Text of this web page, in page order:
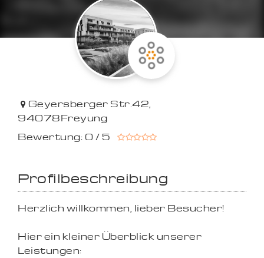
Geyersberger Str.42,
94078Freyung
Bewertung: 0 / 5
Profilbeschreibung
Herzlich willkommen, lieber Besucher!
Hier ein kleiner Überblick unserer
Leistungen: